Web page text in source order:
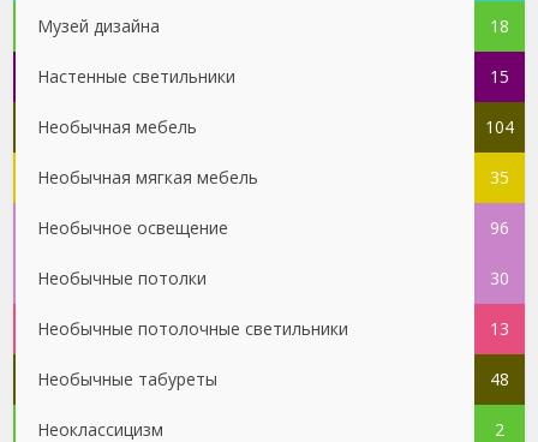
Музей дизайна 18
Настенные светильники 15
Необычная мебель 104
Необычная мягкая мебель 35
Необычное освещение 96
Необычные потолки 30
Необычные потолочные светильники 13
Необычные табуреты 48
Неоклассицизм 2